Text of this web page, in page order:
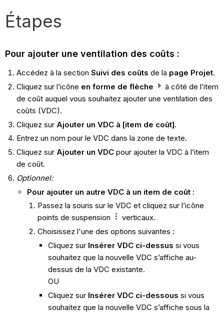
Étapes
Pour ajouter une ventilation des coûts :
Accédez à la section Suivi des coûts de la page Projet.
Cliquez sur l’icône en forme de flèche
à côté de l’item
de coût auquel vous souhaitez ajouter une ventilation des
coûts (VDC).
Cliquez sur Ajouter un VDC à [item de coût].
Entrez un nom pour le VDC dans la zone de texte.
Cliquez sur Ajouter un VDC pour ajouter la VDC à l’item
de coût.
Optionnel:
Pour ajouter un autre VDC à un item de coût:
Passez la souris sur le VDC et cliquez sur l’icône
points de suspension
verticaux.
Choisissez l'une des options suivantes :
Cliquez sur Insérer VDC ci-dessus si vous
souhaitez que la nouvelle VDC s’affiche au-
dessus de la VDC existante.
OU
Cliquez sur Insérer VDC ci-dessous si vous
souhaitez que la nouvelle VDC s’affiche sous la